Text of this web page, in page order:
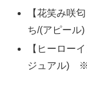
【花笑み咲
ち/(アピール)
【ヒーロー
ジュアル) ※